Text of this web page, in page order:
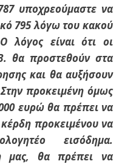
υποχρεούμαστε να
795 λόγω του κακού
λόγος είναι ότι οι
θα προστεθούν στα
και θα αυξήσουν
προκειμένη όμως
ευρώ θα πρέπει να
προκειμένου να
εισόδημα.
μας, θα πρέπει να